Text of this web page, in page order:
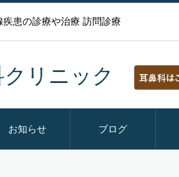
患の診療や治療 訪問診療
リニック
お知らせ ブログ